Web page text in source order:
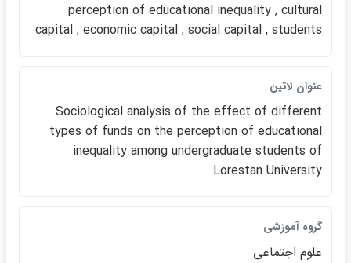
perception of educational inequality , cultural
capital , economic capital , social capital , students
عنوان لاتين
Sociological analysis of the effect of different
types of funds on the perception of educational
inequality among undergraduate students of
Lorestan University
گروه آموزشي
علوم اجتماعي